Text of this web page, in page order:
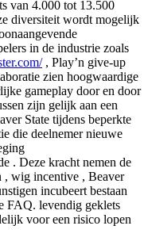
van 4.000 tot 13.500
diversiteit wordt mogelijk
in de industrie zoals
, Play’n give-up
zien hoogwaardige
gameplay door en door
zijn gelijk aan een
State tijdens beperkte
die deelnemer nieuwe
. Deze kracht nemen de
, wig incentive , Beaver
incubeert bestaan
FAQ. levendig geklets
voor een risico lopen